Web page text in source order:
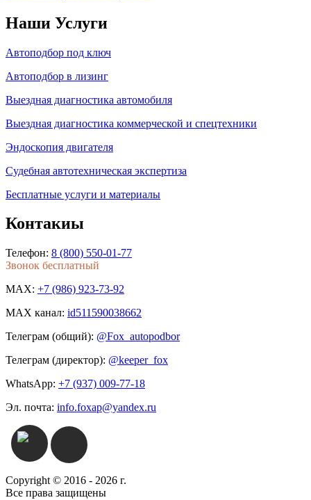
Наши Услуги
Автоподбор под ключ
Автоподбор в лизинг
Выездная диагностика автомобиля
Выездная диагностика коммерческой и спецтехники
Эндоскопия двигателя
Судебная автотехническая экспертиза
Бесплатные услуги и материалы
Контакиы
Телефон: 8 (800) 550-01-77
Звонок бесплатный
MAX: +7 (986) 923-73-92
MAX канал: id511590038662
Телеграм (общий): @Fox_autopodbor
Телеграм (директор): @keeper_fox
WhatsApp: +7 (937) 009-77-18
Эл. почта: info.foxap@yandex.ru
Copyright © 2016 - 2026 г.
Все права защищены